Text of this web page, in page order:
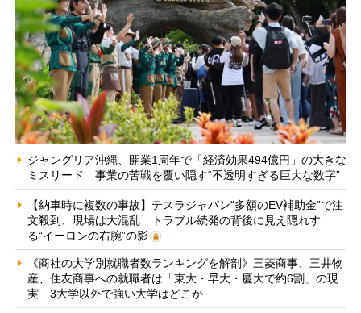
ジャングリア沖縄、開業1周年で「経済効果494億円」の大きな
ミスリード 事業の苦戦を覆い隠す“不透明すぎる巨大な数字”
【納車時に複数の事故】テスラジャパン“多額のEV補助金”で注
文殺到、現場は大混乱 トラブル続発の背後に見え隠れす
る“イーロンの右腕”の影
《商社の大学別就職者数ランキングを解剖》三菱商事、三井物
産、住友商事への就職者は「東大・早大・慶大で約6割」の現
実 3大学以外で強い大学はどこか